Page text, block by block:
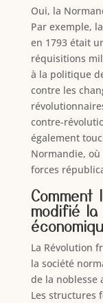
Oui, la
Par exemple,
en 1793 était
réquisitions
à la politique
contre les
contre-
également
Normandie,
forces
modifié
La Révolution
la société
de la noblesse
Les structures